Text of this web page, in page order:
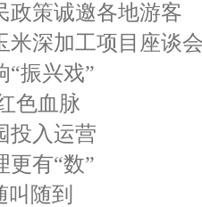
政策诚邀各地游客
米深加工项目座谈
“振兴戏”
色血脉
投入运营
更有“数”
叫随到